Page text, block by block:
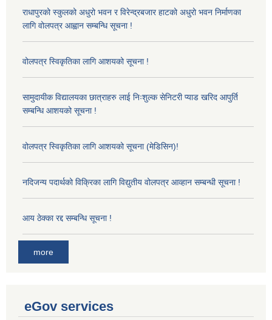
राधापुरको स्कुलको अधुरो भवन र विरेन्द्रबजार हाटको अधुरो भवन निर्माणका
लागि वोलपत्र आह्वान सम्बन्धि सूचना !
वोलपत्र स्विकृतिका लागि आशयको सूचना !
सामुदायीक विद्यालयका छात्राहरु लाई निःशुल्क सेनिटरी प्याड खरिद आपुर्ति
सम्बन्धि आशयको सूचना !
वोलपत्र स्विकृतिका लागि आशयको सूचना (मेडिसिन)!
नदिजन्य पदार्थको विक्रिका लागि विद्युतीय वोलपत्र आव्हान सम्बन्धी सूचना !
आय ठेक्का रद्द सम्बन्धि सूचना !
more
eGov services